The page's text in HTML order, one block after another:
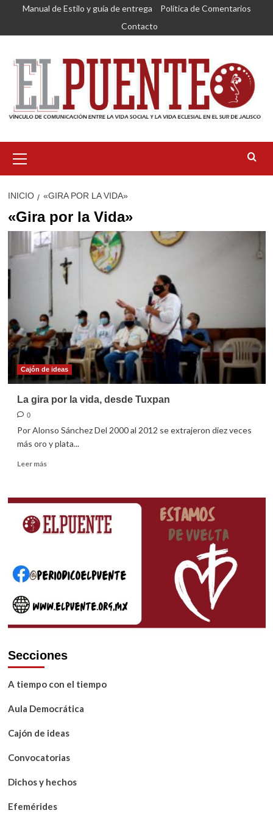
Saltar
contenido
Manual de Estilo y guía de entrega
Política de Comentarios
Contacto
primario
INICIO «GIRA POR LA VIDA»
«Gira por la Vida»
Cajón de ideas
La gira por la vida, desde Tuxpan
0
Por Alonso Sánchez Del 2000 al 2012 se extrajeron diez veces
más oro y plata...
Leer másLeer
La
por
la
Secciones
A tiempo con el tiempo
Aula Democrática
Cajón de ideas
Convocatorias
Dichos y hechos
Efemérides